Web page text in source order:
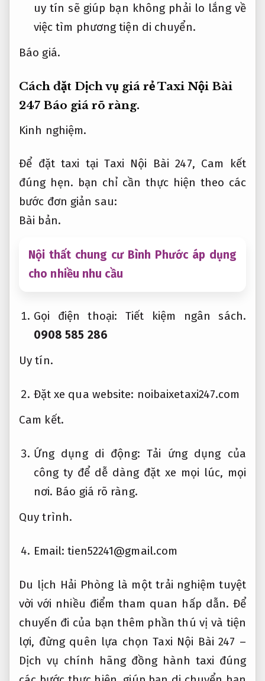
uy tín sẽ giúp bạn không phải lo lắng về
việc tìm phương tiện di chuyển.
Báo giá.
Cách đặt Dịch vụ giá rẻ Taxi Nội Bài
247 Báo giá rõ ràng.
Kinh nghiệm.
Để đặt taxi tại Taxi Nội Bài 247, Cam kết
đúng hẹn. bạn chỉ cần thực hiện theo các
bước đơn giản sau:
Bài bản.
Nội thất chung cư Bình Phước áp dụng
cho nhiều nhu cầu
Gọi điện thoại: Tiết kiệm ngân sách.
0908 585 286
Uy tín.
Đặt xe qua website: noibaixetaxi247.com
Cam kết.
Ứng dụng di động: Tải ứng dụng của
công ty để dễ dàng đặt xe mọi lúc, mọi
nơi. Báo giá rõ ràng.
Quy trình.
Email:tien52241@gmail.com
Du lịch Hải Phòng là một trải nghiệm tuyệt
vời với nhiều điểm tham quan hấp dẫn. Để
chuyến đi của bạn thêm phần thú vị và tiện
lợi, đừng quên lựa chọn Taxi Nội Bài 247 –
Dịch vụ chính hãng đồng hành taxi đúng